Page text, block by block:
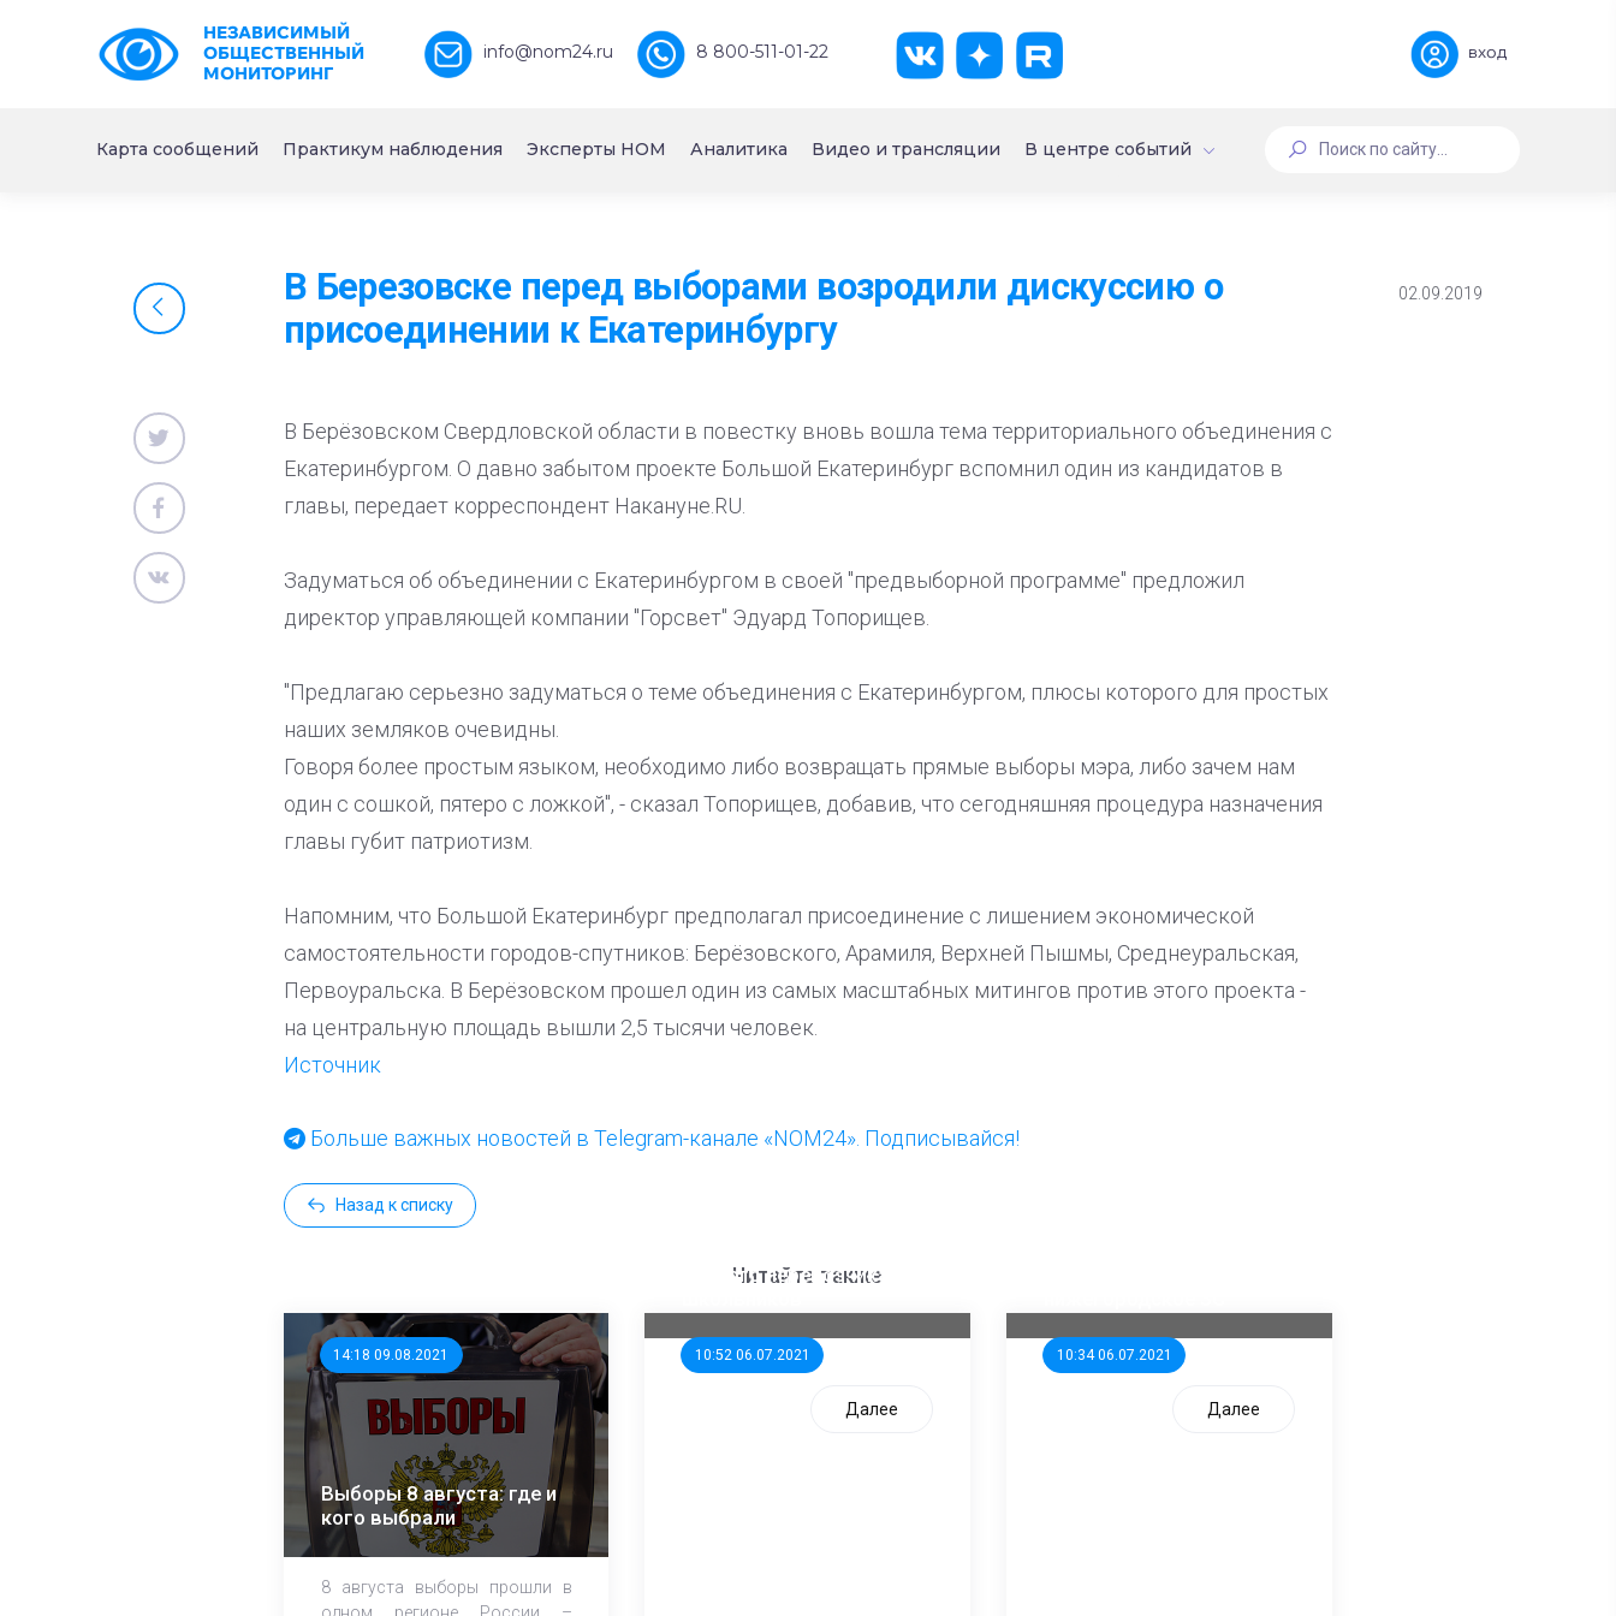
НЕЗАВИСИМЫЙ
ОБЩЕСТВЕННЫЙ
МОНИТОРИНГ
info@nom24.ru 8 800-511-01-22 вход
Карта сообщений Практикум наблюдения Эксперты НОМ Аналитика Видео и трансляции В центре событий
В Березовске перед выборами возродили дискуссию о
присоединении к Екатеринбургу
02.09.2019
В Берёзовском Свердловской области в повестку вновь вошла тема территориального объединения с
Екатеринбургом. О давно забытом проекте Большой Екатеринбург вспомнил один из кандидатов в
главы, передает корреспондент Накануне.RU.
Задуматься об объединении с Екатеринбургом в своей "предвыборной программе" предложил
директор управляющей компании "Горсвет" Эдуард Топорищев.
"Предлагаю серьезно задуматься о теме объединения с Екатеринбургом, плюсы которого для простых
наших земляков очевидны.
Говоря более простым языком, необходимо либо возвращать прямые выборы мэра, либо зачем нам
один с сошкой, пятеро с ложкой", - сказал Топорищев, добавив, что сегодняшняя процедура назначения
главы губит патриотизм.
Напомним, что Большой Екатеринбург предполагал присоединение с лишением экономической
самостоятельности городов-спутников: Берёзовского, Арамиля, Верхней Пышмы, Среднеуральская,
Первоуральска. В Берёзовском прошел один из самых масштабных митингов против этого проекта -
на центральную площадь вышли 2,5 тысячи человек.
Источник
Больше важных новостей в Telegram-канале «NOM24». Подписывайся!
Назад к списку
Читайте также
14:18 09.08.2021
Выборы 8 августа: где и
кого выбрали
8 августа выборы прошли в
одном регионе России –
10:52 06.07.2021
единого перевозчика для
Далее
10:34 06.07.2021
Далее